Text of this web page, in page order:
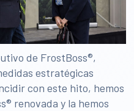
de FrostBoss®,
estratégicas
con este hito, hemos
renovada y la hemos